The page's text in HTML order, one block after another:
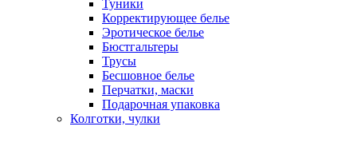
Туники
Корректирующее белье
Эротическое белье
Бюстгальтеры
Трусы
Бесшовное белье
Перчатки, маски
Подарочная упаковка
Колготки, чулки